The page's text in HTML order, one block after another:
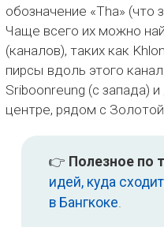
обозначение «Tha» (что
Чаще всего их можно
(каналов), таких как
пирсы вдоль этого
Sriboonreung (с запада)
центре, рядом с Золотой
👉 Полезное по
идей, куда
в Бангкоке